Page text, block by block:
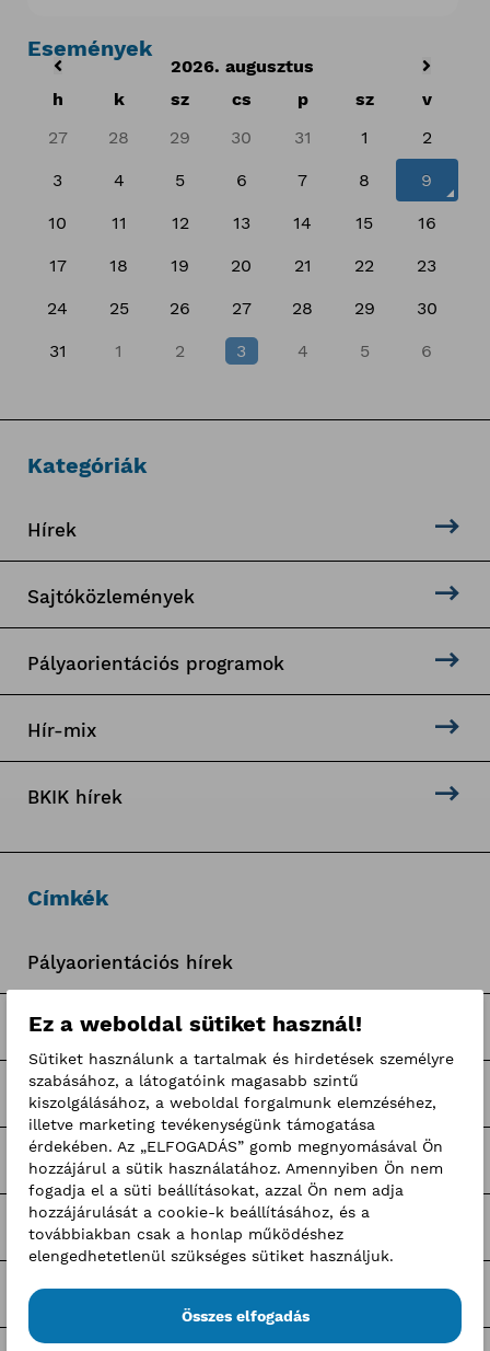
Események
2026. augusztus
h
k sz cs p sz
v
27
28 29 30 31 1 2
3 4 5 6 7 8 9
10 11 12 13 14 15 16
17 18 19 20 21 22 23
24 25 26 27 28 29 30
31 1 2 3 4 5 6
Kategóriák
Hírek
Sajtóközlemények
Pályaorientációs programok
Hír-mix
BKIK hírek
Címkék
Pályaorientációs hírek
BKIK Szakképzési Iroda pályázatok
Nagy Elek cikkek
Kerületi pályázatok
Pályázatfigyelő
Tagozati hírek
Ez a weboldal sütiket használ!
Sütiket használunk a tartalmak és hirdetések személyre
szabásához, a látogatóink magasabb szintű
kiszolgálásához, a weboldal forgalmunk elemzéséhez,
illetve marketing tevékenységünk támogatása
érdekében. Az „ELFOGADÁS” gomb megnyomásával Ön
hozzájárul a sütik használatához. Amennyiben Ön nem
fogadja el a süti beállításokat, azzal Ön nem adja
hozzájárulását a cookie-k beállításához, és a
továbbiakban csak a honlap működéshez
elengedhetetlenül szükséges sütiket használjuk.
Összes elfogadás